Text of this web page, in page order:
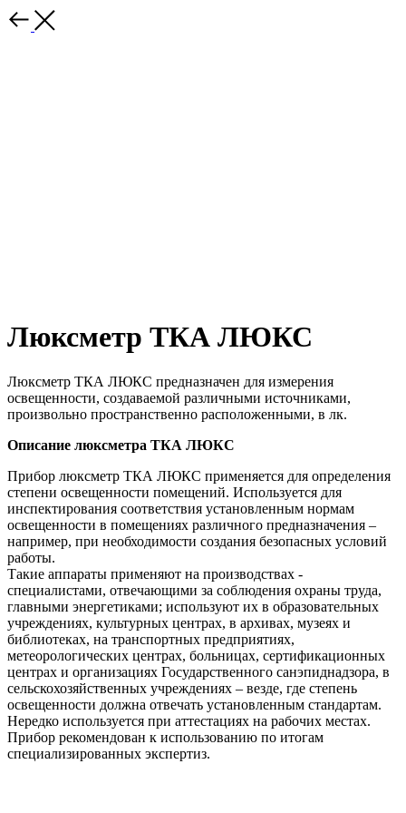
Люксметр ТКА ЛЮКС
Люксметр ТКА ЛЮКС предназначен для измерения
освещенности, создаваемой различными источниками,
произвольно пространственно расположенными, в лк.
Описание люксметра ТКА ЛЮКС
Прибор люксметр ТКА ЛЮКС применяется для определения
степени освещенности помещений. Используется для
инспектирования соответствия установленным нормам
освещенности в помещениях различного предназначения –
например, при необходимости создания безопасных условий
работы.
Такие аппараты применяют на производствах -
специалистами, отвечающими за соблюдения охраны труда,
главными энергетиками; используют их в образовательных
учреждениях, культурных центрах, в архивах, музеях и
библиотеках, на транспортных предприятиях,
метеорологических центрах, больницах, сертификационных
центрах и организациях Государственного санэпиднадзора, в
сельскохозяйственных учреждениях – везде, где степень
освещенности должна отвечать установленным стандартам.
Нередко используется при аттестациях на рабочих местах.
Прибор рекомендован к использованию по итогам
специализированных экспертиз.